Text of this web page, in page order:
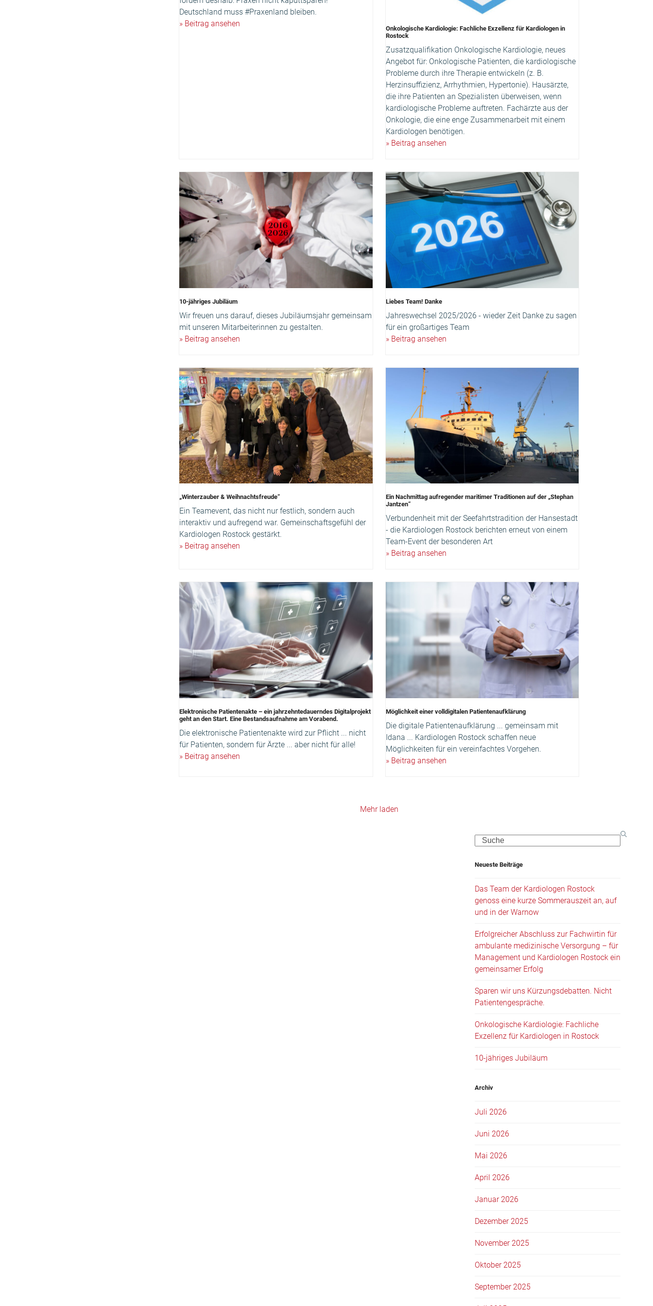
Deutschland muss #Praxenland bleiben.
» Beitrag ansehen
Onkologische Kardiologie: Fachliche Exzellenz für Kardiologen in
Rostock
Zusatzqualifikation Onkologische Kardiologie, neues
Angebot für: Onkologische Patienten, die kardiologische
Probleme durch ihre Therapie entwickeln (z. B.
Herzinsuffizienz, Arrhythmien, Hypertonie). Hausärzte,
die ihre Patienten an Spezialisten überweisen, wenn
kardiologische Probleme auftreten. Fachärzte aus der
Onkologie, die eine enge Zusammenarbeit mit einem
Kardiologen benötigen.
» Beitrag ansehen
10-jähriges Jubiläum
Wir freuen uns darauf, dieses Jubiläumsjahr gemeinsam
mit unseren Mitarbeiterinnen zu gestalten.
» Beitrag ansehen
Liebes Team! Danke
Jahreswechsel 2025/2026 - wieder Zeit Danke zu sagen
für ein großartiges Team
» Beitrag ansehen
„Winterzauber & Weihnachtsfreude“
Ein Teamevent, das nicht nur festlich, sondern auch
interaktiv und aufregend war. Gemeinschaftsgefühl der
Kardiologen Rostock gestärkt.
» Beitrag ansehen
Ein Nachmittag aufregender maritimer Traditionen auf der „Stephan
Jantzen“
Verbundenheit mit der Seefahrtstradition der Hansestadt
- die Kardiologen Rostock berichten erneut von einem
Team-Event der besonderen Art
» Beitrag ansehen
Elektronische Patientenakte – ein jahrzehntedauerndes Digitalprojekt
geht an den Start. Eine Bestandsaufnahme am Vorabend.
Die elektronische Patientenakte wird zur Pflicht ... nicht
für Patienten, sondern für Ärzte ... aber nicht für alle!
» Beitrag ansehen
Möglichkeit einer volldigitalen Patientenaufklärung
Die digitale Patientenaufklärung ... gemeinsam mit
Idana ... Kardiologen Rostock schaffen neue
Möglichkeiten für ein vereinfachtes Vorgehen.
» Beitrag ansehen
Mehr laden
Search
Neueste Beiträge
Das Team der Kardiologen Rostock
genoss eine kurze Sommerauszeit an, auf
und in der Warnow
Erfolgreicher Abschluss zur Fachwirtin für
ambulante medizinische Versorgung – für
Management und Kardiologen Rostock ein
gemeinsamer Erfolg
Sparen wir uns Kürzungsdebatten. Nicht
Patientengespräche.
Onkologische Kardiologie: Fachliche
Exzellenz für Kardiologen in Rostock
10-jähriges Jubiläum
Archiv
Juli 2026
Juni 2026
Mai 2026
April 2026
Januar 2026
Dezember 2025
November 2025
Oktober 2025
September 2025